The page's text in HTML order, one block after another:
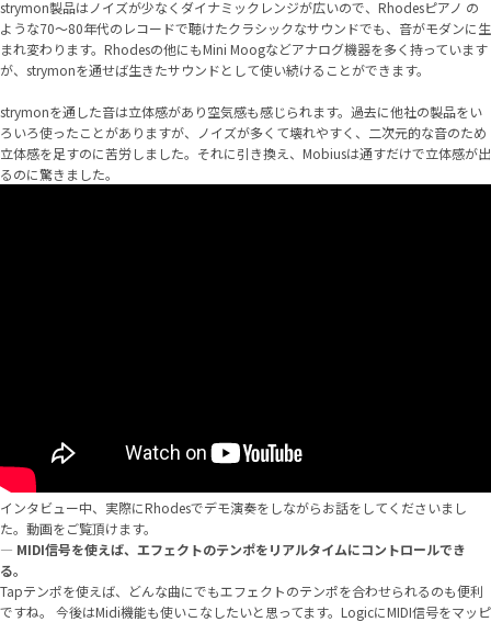
strymon製品はノイズが少なくダイナミックレンジが広いので、Rhodesピアノ の
ような70～80年代のレコードで聴けたクラシックなサウンドでも、音がモダンに生
まれ変わります。Rhodesの他にもMini Moogなどアナログ機器を多く持っています
が、strymonを通せば生きたサウンドとして使い続けることができます。
strymonを通した音は立体感があり空気感も感じられます。過去に他社の製品をい
ろいろ使ったことがありますが、ノイズが多くて壊れやすく、二次元的な音のため
立体感を足すのに苦労しました。それに引き換え、Mobiusは通すだけで立体感が出
るのに驚きました。
インタビュー中、実際にRhodesでデモ演奏をしながらお話をしてくださいまし
た。動画をご覧頂けます。
— MIDI信号を使えば、エフェクトのテンポをリアルタイムにコントロールでき
る。
Tapテンポを使えば、どんな曲にでもエフェクトのテンポを合わせられるのも便利
ですね。 今後はMidi機能も使いこなしたいと思ってます。LogicにMIDI信号をマッピ